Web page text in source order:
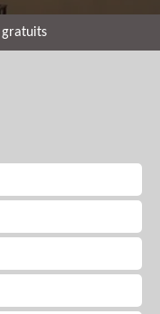
gratuits